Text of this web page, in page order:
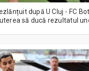
după U Cluj - FC
să ducă rezultatul